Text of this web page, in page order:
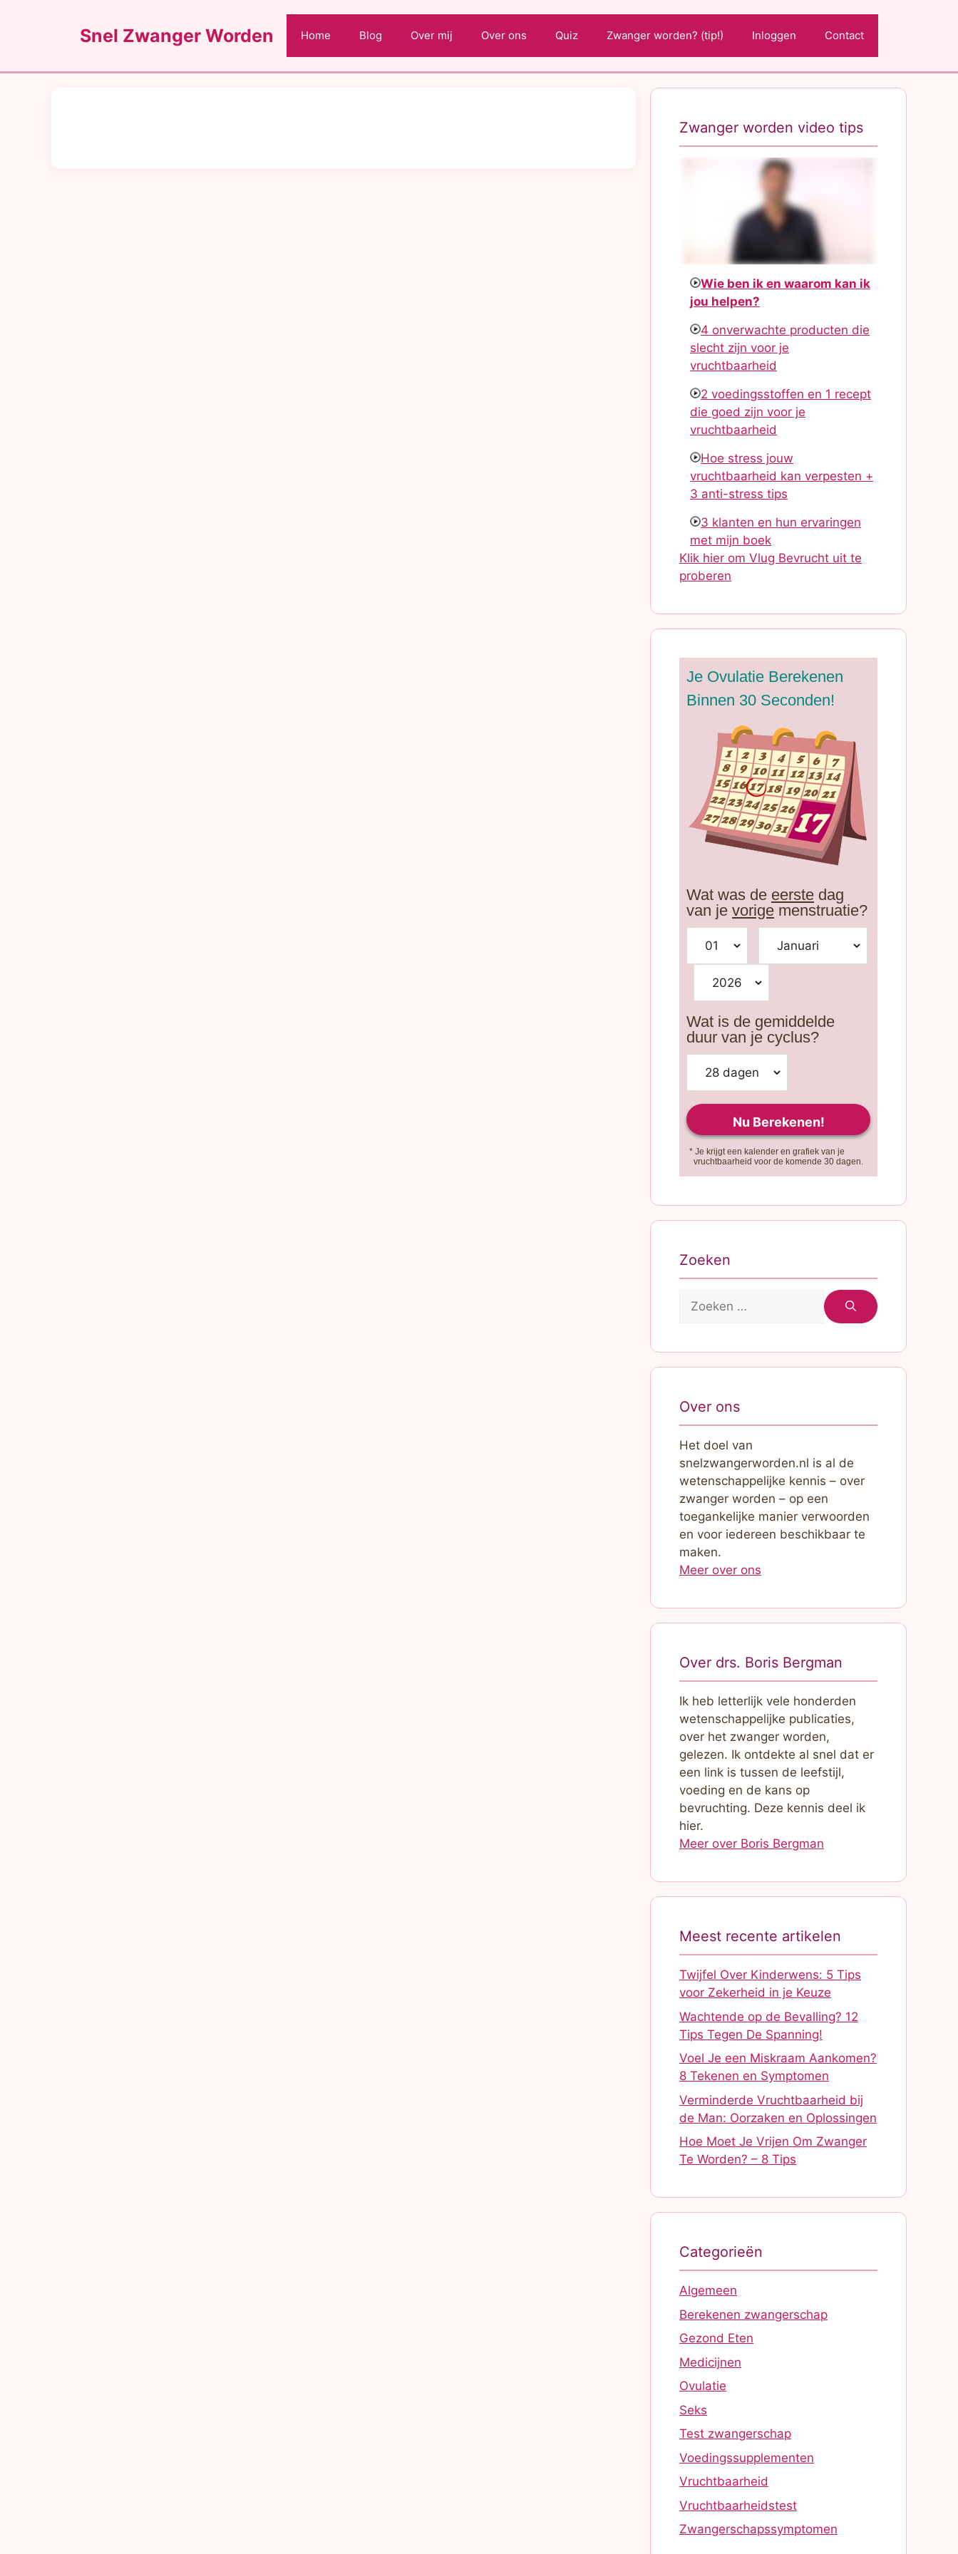
Snel Zwanger Worden Home Blog Over mij Over ons Quiz Zwanger worden? (tip!) Inloggen Contact
Zwanger worden video tips
Wie ben ik en waarom kan ik
jou helpen?
4 onverwachte producten die
slecht zijn voor je
vruchtbaarheid
2 voedingsstoffen en 1 recept
die goed zijn voor je
vruchtbaarheid
Hoe stress jouw
vruchtbaarheid kan verpesten +
3 anti-stress tips
3 klanten en hun ervaringen
met mijn boek
Klik hier om Vlug Bevrucht uit te
proberen
Je Ovulatie Berekenen
Binnen 30 Seconden!
Wat was de eerste dag
van je vorige menstruatie?
Wat is de gemiddelde
duur van je cyclus?
* Je krijgt een kalender en grafiek van je
vruchtbaarheid voor de komende 30 dagen.
Zoeken
Zoek
Over ons
Het doel van
snelzwangerworden.nl is al de
wetenschappelijke kennis – over
zwanger worden – op een
toegankelijke manier verwoorden
en voor iedereen beschikbaar te
maken.
Meer over ons
Over drs. Boris Bergman
Ik heb letterlijk vele honderden
wetenschappelijke publicaties,
over het zwanger worden,
gelezen. Ik ontdekte al snel dat er
een link is tussen de leefstijl,
voeding en de kans op
bevruchting. Deze kennis deel ik
hier.
Meer over Boris Bergman
Meest recente artikelen
Twijfel Over Kinderwens: 5 Tips
voor Zekerheid in je Keuze
Wachtende op de Bevalling? 12
Tips Tegen De Spanning!
Voel Je een Miskraam Aankomen?
8 Tekenen en Symptomen
Verminderde Vruchtbaarheid bij
de Man: Oorzaken en Oplossingen
Hoe Moet Je Vrijen Om Zwanger
Te Worden? – 8 Tips
Categorieën
Algemeen
Berekenen zwangerschap
Gezond Eten
Medicijnen
Ovulatie
Seks
Test zwangerschap
Voedingssupplementen
Vruchtbaarheid
Vruchtbaarheidstest
Zwangerschapssymptomen